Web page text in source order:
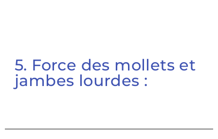
5. Force des mollets et
jambes lourdes :